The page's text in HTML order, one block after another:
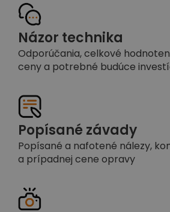
Názor technika
Odporúčania, celkové
ceny a potrebné budúce
Popísané závady
Popísané a nafotené nálezy,
a prípadnej cene opravy